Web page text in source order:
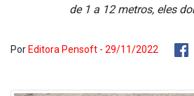
de 1 a 12 metros, eles
Por Editora Pensoft - 29/11/2022